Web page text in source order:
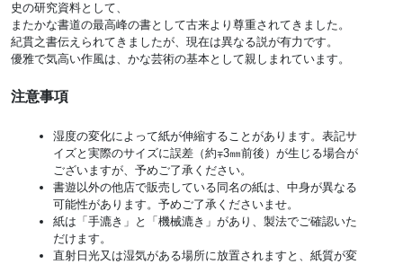
史の研究資料として、
またかな書道の最高峰の書として古来より尊重されてきました。
紀貫之書伝えられてきましたが、現在は異なる説が有力です。
優雅で気高い作風は、かな芸術の基本として親しまれています。
注意事項
湿度の変化によって紙が伸縮することがあります。表記サ
イズと実際のサイズに誤差（約∓3㎜前後）が生じる場合が
ございますが、予めご了承ください。
書遊以外の他店で販売している同名の紙は、中身が異なる
可能性があります。予めご了承くださいませ。
紙は「手漉き」と「機械漉き」があり、製法でご確認いた
だけます。
直射日光又は湿気がある場所に放置されますと、紙質が変